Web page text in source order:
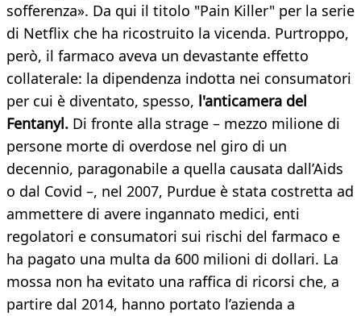
sofferenza». Da qui il titolo "Pain Killer" per la serie
di Netflix che ha ricostruito la vicenda. Purtroppo,
però, il farmaco aveva un devastante effetto
collaterale: la dipendenza indotta nei consumatori
per cui è diventato, spesso, l'anticamera del
Fentanyl. Di fronte alla strage – mezzo milione di
persone morte di overdose nel giro di un
decennio, paragonabile a quella causata dall’Aids
o dal Covid –, nel 2007, Purdue è stata costretta ad
ammettere di avere ingannato medici, enti
regolatori e consumatori sui rischi del farmaco e
ha pagato una multa da 600 milioni di dollari. La
mossa non ha evitato una raffica di ricorsi che, a
partire dal 2014, hanno portato l’azienda a